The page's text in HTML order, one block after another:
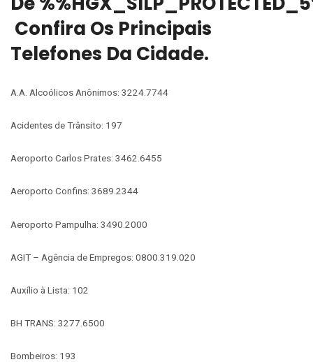
Confira Os Principais
Telefones Da Cidade.
A.A. Alcoólicos Anônimos: 3224.7744
Acidentes de Trânsito: 197
Aeroporto Carlos Prates: 3462.6455
Aeroporto Confins: 3689.2344
Aeroporto Pampulha: 3490.2000
AGIT – Agência de Empregos: 0800.319.020
Auxílio à Lista: 102
BH TRANS: 3277.6500
Bombeiros: 193